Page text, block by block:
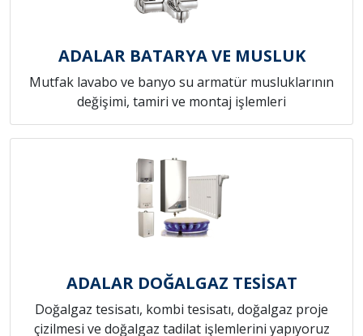
ADALAR BATARYA VE MUSLUK
Mutfak lavabo ve banyo su armatür musluklarının
değişimi, tamiri ve montaj işlemleri
ADALAR DOĞALGAZ TESİSAT
Doğalgaz tesisatı, kombi tesisatı, doğalgaz proje
çizilmesi ve doğalgaz tadilat işlemlerini yapıyoruz